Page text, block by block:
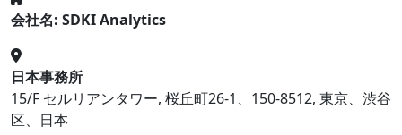
会社名: SDKI Analytics
日本事務所
15/F セルリアンタワー, 桜丘町26-1、150-8512, 東京、渋谷
区、日本